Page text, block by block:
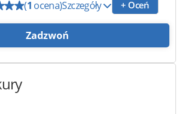
(1 ocena)Szczegóły + Oceń
Zadzwoń